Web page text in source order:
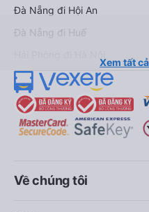
Đà Nẵng đi Hội An
Đà Nẵng đi Huế
Xem tất
Về chúng tôi